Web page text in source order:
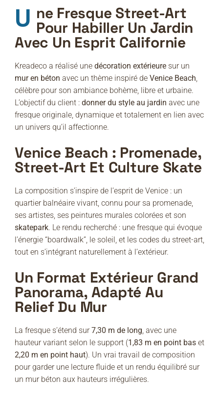
Une Fresque Street-Art Pour Habiller Un Jardin
Avec Un Esprit Californie
Kreadeco a réalisé une décoration extérieure sur un
mur en béton avec un thème inspiré de Venice Beach,
célèbre pour son ambiance bohème, libre et urbaine.
L’objectif du client : donner du style au jardin avec une
fresque originale, dynamique et totalement en lien avec
un univers qu’il affectionne.
Venice Beach : Promenade,
Street-Art Et Culture Skate
La composition s’inspire de l’esprit de Venice : un
quartier balnéaire vivant, connu pour sa promenade,
ses artistes, ses peintures murales colorées et son
skatepark. Le rendu recherché : une fresque qui évoque
l’énergie “boardwalk”, le soleil, et les codes du street-art,
tout en s’intégrant naturellement à l’extérieur.
Un Format Extérieur Grand
Panorama, Adapté Au
Relief Du Mur
La fresque s’étend sur7,30 m de long, avec une
hauteur variant selon le support (1,83 m en point bas et
2,20 m en point haut). Un vrai travail de composition
pour garder une lecture fluide et un rendu équilibré sur
un mur béton aux hauteurs irrégulières.